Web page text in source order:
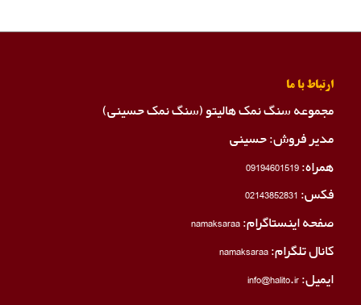
ارتباط با ما
مجموعه سنگ نمک هالیتو (سنگ نمک حسینی)
مدیر فروش: حسینی
همراه:09194601519
فکس:02143852831
صفحه اینستاگرام:namaksaraa
کانال تلگرام:namaksaraa
ایمیل: info@halito.ir